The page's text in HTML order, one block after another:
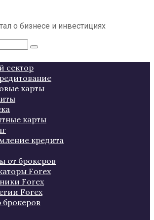
о бизнесе и инвестициях
сектор
карты
карты
кредита
от брокеров
Forex
Forex
Forex
брокеров